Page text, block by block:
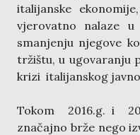
italijanske
vjerovatno nalaze
smanjenju njegove
tržištu, u ugovaranju
krizi italijanskog
Tokom 2016.g. i
značajno brže nego